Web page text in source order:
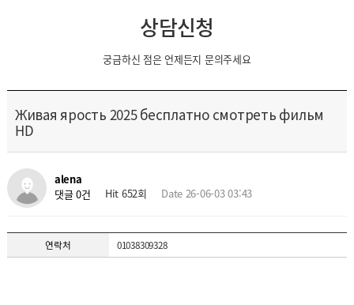
상담신청
궁금하신 점은 언제든지 문의주세요
Живая ярость 2025 бесплатно смотреть фильм
HD
alena
댓글 0건
Hit 652회 Date 26-06-03 03:43
연락처 01038309328